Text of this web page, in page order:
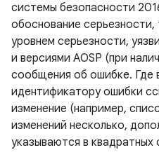
системы безопасности
обоснование серьезности,
уровнем серьезности,
и версиями AOSP (при
сообщения об ошибке. Где
идентификатору ошибки
изменение (например,
изменений несколько,
указываются в квадратных